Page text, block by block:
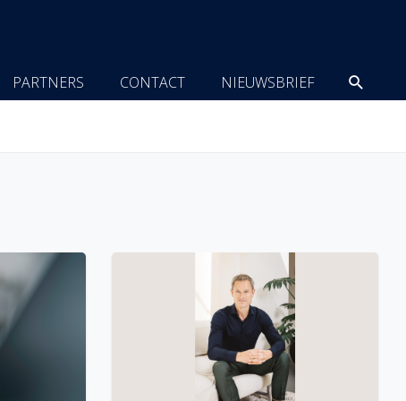
PARTNERS CONTACT NIEUWSBRIEF